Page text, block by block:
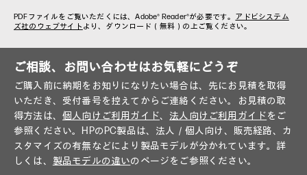
PDFファイルをご覧いただくには、Adobe® Reader®が必要です。 アドビシステム
ズ社のウェブサイト より、ダウンロード（無料）の上ご覧ください。
ご相談、お問い合わせはお気軽にどうぞ
ご購入前に納期をお知りになりたい場合は、先にお見積を取得
いただき、受付番号を控えてからご連絡ください。お見積の取
得方法は、 個人向けご利用ガイド、 法人向けご利用ガイドをご
参照ください。HPのPC製品は、法人／個人向け、販売経路、カ
スタマイズの有無などにより製品モデルが分かれています。詳
しくは、 製品モデルの違いのページをご参照ください。